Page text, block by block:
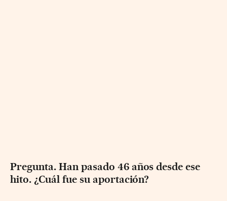
Pregunta. Han pasado 46 años desde ese
hito. ¿Cuál fue su aportación?